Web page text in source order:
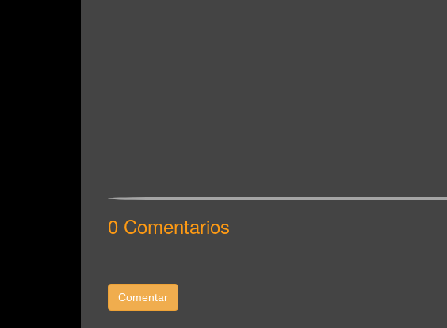
0 Comentarios
Comentar